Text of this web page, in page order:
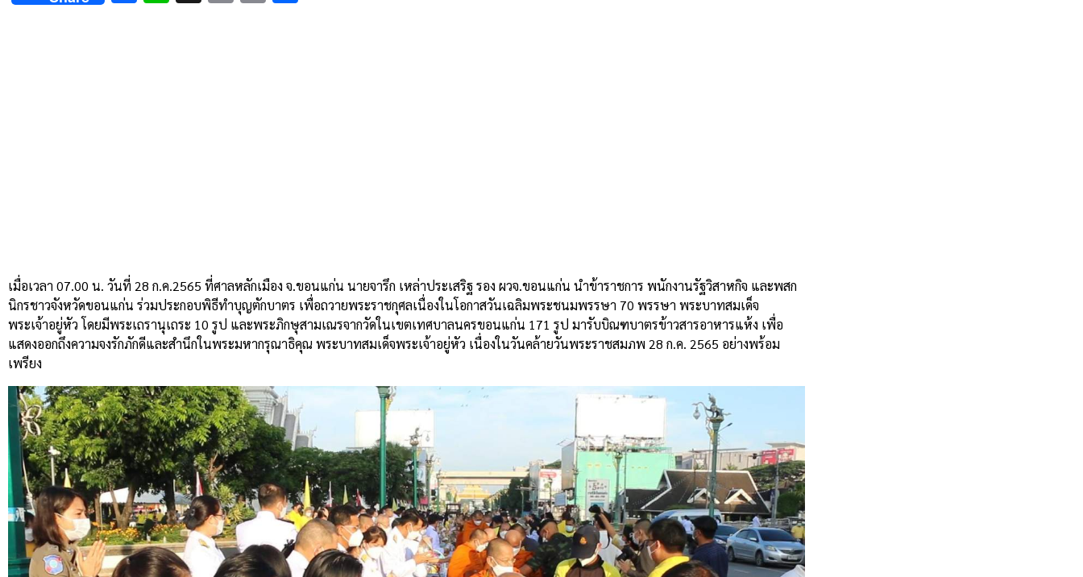
เมื่อเวลา 07.00 น. วันที่ 28 ก.ค.2565 ที่ศาลหลักเมือง จ.ขอนแก่น นายจารึก เหล่าประเสริฐ รอง ผวจ.ขอนแก่น นำข้าราชการ พนักงานรัฐวิสาหกิจ และพสก
นิกรชาวจังหวัดขอนแก่น ร่วมประกอบพิธีทำบุญตักบาตร เพื่อถวายพระราชกุศลเนื่องในโอกาสวันเฉลิมพระชนมพรรษา 70 พรรษา พระบาทสมเด็จ
พระเจ้าอยู่หัว โดยมีพระเถรานุเถระ 10 รูป และพระภิกษุสามเณรจากวัดในเขตเทศบาลนครขอนแก่น 171 รูป มารับบิณฑบาตรข้าวสารอาหารแห้ง เพื่อ
แสดงออกถึงความจงรักภักดีและสำนึกในพระมหากรุณาธิคุณ พระบาทสมเด็จพระเจ้าอยู่หัว เนื่องในวันคล้ายวันพระราชสมภพ 28 ก.ค. 2565 อย่างพร้อม
เพรียง